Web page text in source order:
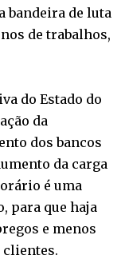
bandeira de luta
de trabalhos,
do Estado do
da
dos bancos
da carga
é uma
para que haja
e menos